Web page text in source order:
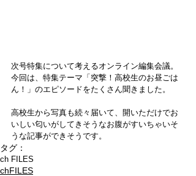
次号特集について考えるオンライン編集会議。
今回は、特集テーマ「突撃！高校生のお昼ごは
ん！」のエピソードをたくさん聞きました。
高校生から写真も続々届いて、開いただけでお
いしい匂いがしてきそうなお腹がすいちゃいそ
うな記事ができそうです。
タグ：
ch FILES
chFILES